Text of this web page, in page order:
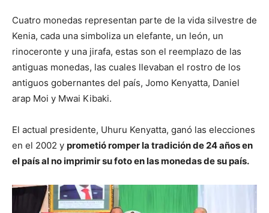
Cuatro monedas representan parte de la vida silvestre de
Kenia, cada una simboliza un elefante, un león, un
rinoceronte y una jirafa, estas son el reemplazo de las
antiguas monedas, las cuales llevaban el rostro de los
antiguos gobernantes del país, Jomo Kenyatta, Daniel
arap Moi y Mwai Kibaki.
El actual presidente, Uhuru Kenyatta, ganó las elecciones
en el 2002 y prometió romper la tradición de 24 años en
el país al no imprimir su foto en las monedas de su país.